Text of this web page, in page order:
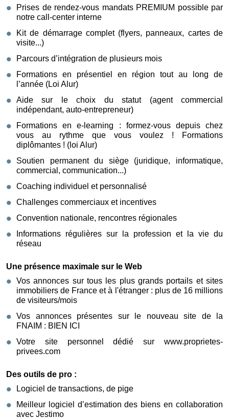
Prises de rendez-vous mandats PREMIUM possible par
notre call-center interne
Kit de démarrage complet (flyers, panneaux, cartes de
visite...)
Parcours d’intégration de plusieurs mois
Formations en présentiel en région tout au long de
l’année (Loi Alur)
Aide sur le choix du statut (agent commercial
indépendant, auto-entrepreneur)
Formations en e-learning : formez-vous depuis chez
vous au rythme que vous voulez ! Formations
diplômantes ! (loi Alur)
Soutien permanent du siège (juridique, informatique,
commercial, communication...)
Coaching individuel et personnalisé
Challenges commerciaux et incentives
Convention nationale, rencontres régionales
Informations régulières sur la profession et la vie du
réseau
Une présence maximale sur le Web
Vos annonces sur tous les plus grands portails et sites
immobiliers de France et à l'étranger : plus de 16 millions
de visiteurs/mois
Vos annonces présentes sur le nouveau site de la
FNAIM : BIEN ICI
Votre site personnel dédié sur www.proprietes-
privees.com
Des outils de pro :
Logiciel de transactions, de pige
Meilleur logiciel d’estimation des biens en collaboration
avec Jestimo